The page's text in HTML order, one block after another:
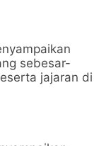
sebesar-
jajaran di